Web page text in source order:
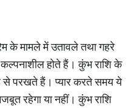
के मामले में उतावले तथा गहरे
होते हैं। कुंभ राशि के
से परखते हैं। प्यार करते समय ये
रहेगा या नहीं। कुंभ राशि